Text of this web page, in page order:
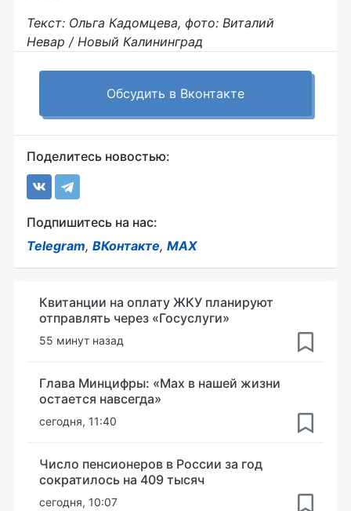
Текст: Ольга Кадомцева, фото: Виталий
Невар / Новый Калининград
Обсудить в Вконтакте
Поделитесь новостью:
Подпишитесь на нас:
Telegram, ВКонтакте, MAX
Квитанции на оплату ЖКУ планируют
отправлять через «Госуслуги»
55 минут назад
Глава Минцифры: «Мах в нашей жизни
остается навсегда»
сегодня, 11:40
Число пенсионеров в России за год
сократилось на 409 тысяч
сегодня, 10:07